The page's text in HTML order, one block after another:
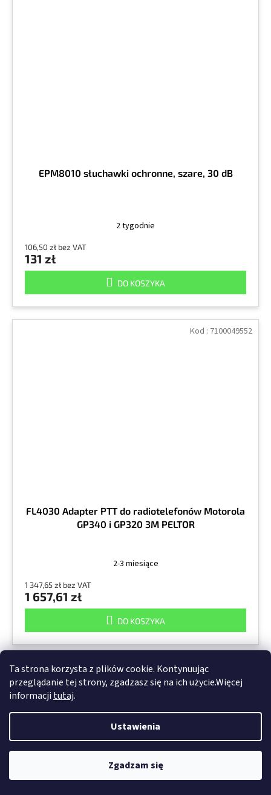
Ta strona korzysta z plików cookie. Kontynuując
przeglądanie tej strony, zgadzasz się na ich użycie.Więcej
informacji tutaj.
Ustawienia
Zgadzam się
EPM8010 słuchawki ochronne, szare, 30 dB
2 tygodnie
106,50 zł bez VAT
131 zł
DO KOSZYKA
FL4030 Adapter PTT do radiotelefonów Motorola
GP340 i GP320 3M PELTOR
2-3 miesiące
1 347,65 zł bez VAT
1 657,61 zł
DO KOSZYKA
Kod : 7100049552
Kod :